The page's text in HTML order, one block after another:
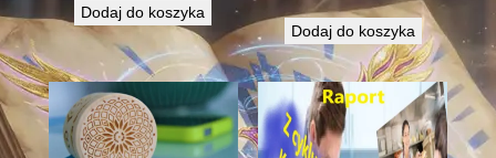
Dodaj do koszyka
Dodaj do koszyka